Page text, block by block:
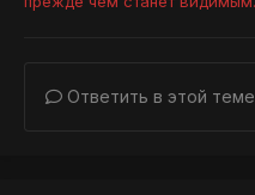
Ответить в этой